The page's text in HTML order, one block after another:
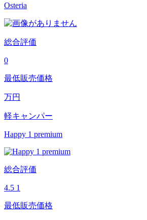
Osteria
総合評価
0
最低販売価格
万円
軽キャンパー
Happy 1 premium
総合評価
4.5 1
最低販売価格